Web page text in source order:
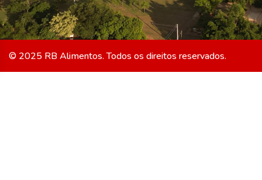
© 2025 RB Alimentos. Todos os direitos reservados.